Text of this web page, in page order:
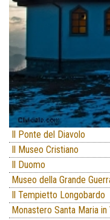
Il Ponte del Diavolo
Il Museo Cristiano
Il Duomo
Museo della Grande
Il Tempietto Longobardo
Monastero Santa Maria in